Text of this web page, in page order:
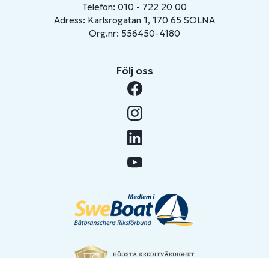
Telefon: 010 - 722 20 00
Adress: Karlsrogatan 1, 170 65 SOLNA
Org.nr: 556450-4180
Följ oss